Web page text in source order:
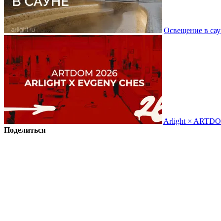
Освещение в
Arlight ×
Поделиться